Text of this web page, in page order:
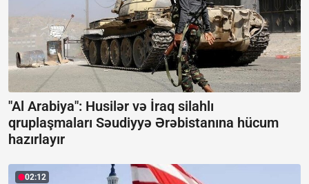
"Al Arabiya": Husilər və İraq silahlı
qruplaşmaları Səudiyyə Ərəbistanına hücum
hazırlayır
02:12